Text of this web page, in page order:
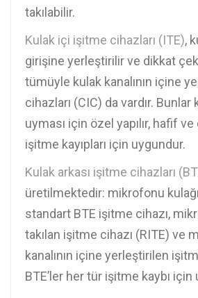
takılabilir.
Kulak içi işitme cihazları (ITE),
girişine yerleştirilir ve dikkat
tümüyle kulak kanalının içine
cihazları (CIC) da vardır. Bunlar
uyması için özel yapılır, hafif
işitme kayıpları için uygundur.
Kulak arkası işitme cihazları
üretilmektedir: mikrofonu
standart BTE işitme cihazı,
takılan işitme cihazı (RITE) ve
kanalının içine yerleştirilen
BTE’ler her tür işitme kaybı için